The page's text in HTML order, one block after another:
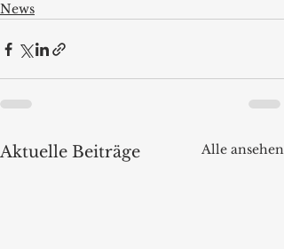
News
Aktuelle Beiträge Alle ansehen